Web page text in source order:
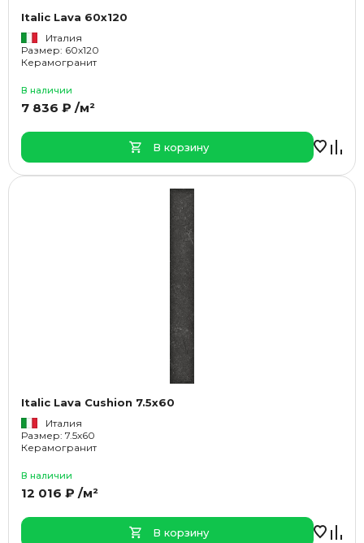
Italic Lava 60x120
Италия
Размер: 60x120
Керамогранит
В наличии
7 836 ₽ /м²
В корзину
Italic Lava Cushion 7.5x60
Италия
Размер: 7.5x60
Керамогранит
В наличии
12 016 ₽ /м²
В корзину